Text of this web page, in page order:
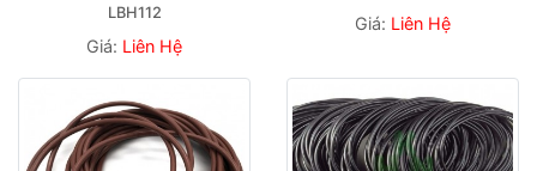
LBH112
Giá: Liên Hệ
Giá: Liên Hệ